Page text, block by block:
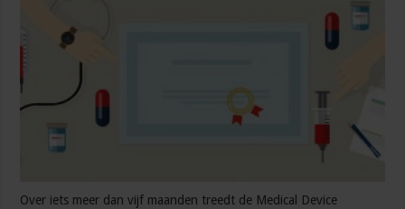
Over iets meer dan vijf maanden treedt de Medical Device